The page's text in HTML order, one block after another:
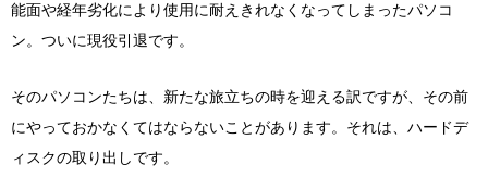
能面や経年劣化により使用に耐えきれなくなってしまったパソコ
ン。ついに現役引退です。
そのパソコンたちは、新たな旅立ちの時を迎える訳ですが、その前
にやっておかなくてはならないことがあります。それは、ハードデ
ィスクの取り出しです。